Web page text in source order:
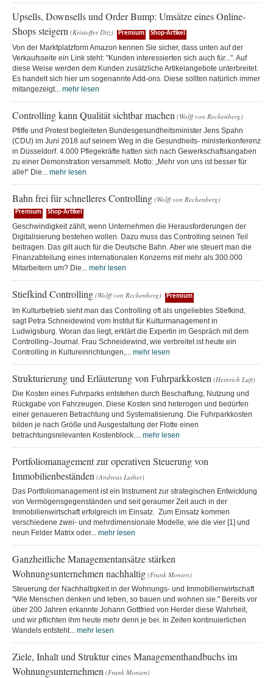
Upsells, Downsells und Order Bump: Umsätze eines Online-
Shops steigern (Kristoffer Ditz) Premium Shop-Artikel
Von der Marktplatzform Amazon kennen Sie sicher, dass unten auf der
Verkaufsseite ein Link steht: "Kunden interessierten sich auch für...". Auf
diese Weise werden dem Kunden zusätzliche Artikelangebote unterbreitet.
Es handelt sich hier um sogenannte Add-ons. Diese sollten natürlich immer
mitangezeigt... mehr lesen
Controlling kann Qualität sichtbar machen (Wolff von Rechenberg)
Pfiffe und Protest begleiteten Bundesgesundheitsminister Jens Spahn
(CDU) im Juni 2018 auf seinem Weg in die Gesundheits- ministerkonferenz
in Düsseldorf. 4.000 Pflegekräfte hatten sich nach Gewerkschaftsangaben
zu einer Demonstration versammelt. Motto: „Mehr von uns ist besser für
alle!“ Die... mehr lesen
Bahn frei für schnelleres Controlling (Wolff von Rechenberg)
Premium Shop-Artikel
Geschwindigkeit zählt, wenn Unternehmen die Herausforderungen der
Digitalisierung bestehen wollen. Dazu muss das Controlling seinen Teil
beitragen. Das gilt auch für die Deutsche Bahn. Aber wie steuert man die
Finanzabteilung eines internationalen Konzerns mit mehr als 300.000
Mitarbeitern um? Die... mehr lesen
Stiefkind Controlling (Wolff von Rechenberg) Premium
Im Kulturbetrieb sieht man das Controlling oft als ungeliebtes Stiefkind,
sagt Petra Schneidewind vom Institut für Kulturmanagement in
Ludwigsburg. Woran das liegt, erklärt die Expertin im Gespräch mit dem
Controlling–Journal. Frau Schneidewind, wie verbreitet ist heute ein
Controlling in Kultureinrichtungen,... mehr lesen
Strukturierung und Erläuterung von Fuhrparkkosten (Heinrich Luft)
Die Kosten eines Fuhrparks entstehen durch Beschaffung, Nutzung und
Rückgabe von Fahrzeugen. Diese Kosten sind heterogen und bedürfen
einer genaueren Betrachtung und Systematisierung. Die Fuhrparkkosten
bilden je nach Größe und Ausgestaltung der Flotte einen
betrachtungsrelevanten Kostenblock.... mehr lesen
Portfoliomanagement zur operativen Steuerung von
Immobilienbeständen (Andreas Luther)
Das Portfoliomanagement ist ein Instrument zur strategischen Entwicklung
von Vermögensgegenständen und seit geraumer Zeit auch in der
Immobilienwirtschaft erfolgreich im Einsatz. Zum Einsatz kommen
verschiedene zwei- und mehrdimensionale Modelle, wie die vier [1] und
neun Felder Matrix oder... mehr lesen
Ganzheitliche Managementansätze stärken
Wohnungsunternehmen nachhaltig (Frank Monien)
Steuerung der Nachhaltigkeit in der Wohnungs- und Immobilienwirtschaft
"Wie Menschen denken und leben, so bauen und wohnen sie." Bereits vor
über 200 Jahren erkannte Johann Gottfried von Herder diese Wahrheit,
und wir pflichten ihm heute mehr denn je bei. In Zeiten kontinuierlichen
Wandels entsteht... mehr lesen
Ziele, Inhalt und Struktur eines Managementhandbuchs im
Wohnungsunternehmen (Frank Monien)